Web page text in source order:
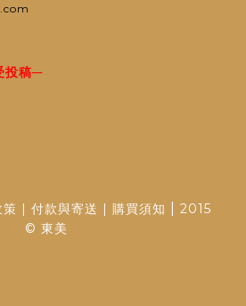
投稿─
策 | 付款與寄送 | 購買須知
2015
© 東美